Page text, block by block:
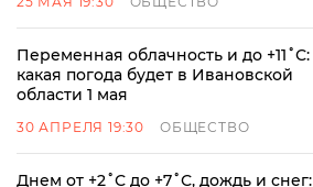
Переменная облачность и до +11˚С:
какая погода будет в Ивановской
области 1 мая
30 АПРЕЛЯ 19:30 ОБЩЕСТВО
Днем от +2˚С до +7˚С, дождь и снег: